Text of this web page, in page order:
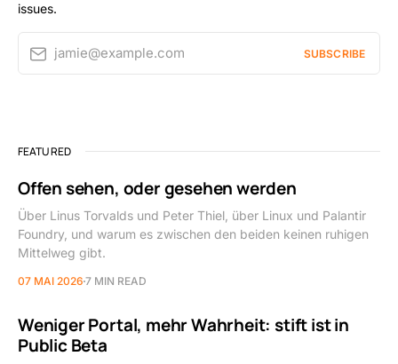
issues.
jamie@example.com SUBSCRIBE
FEATURED
Offen sehen, oder gesehen werden
Über Linus Torvalds und Peter Thiel, über Linux und Palantir
Foundry, und warum es zwischen den beiden keinen ruhigen
Mittelweg gibt.
07 MAI 2026 7 MIN READ
Weniger Portal, mehr Wahrheit: stift ist in
Public Beta